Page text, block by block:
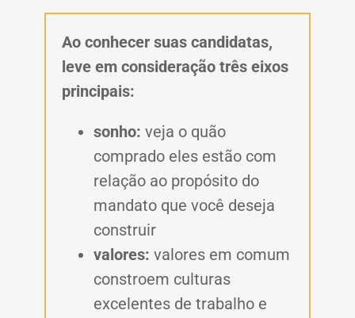
Ao conhecer suas candidatas,
leve em consideração três eixos
principais:
sonho: veja o quão
comprado eles estão com
relação ao propósito do
mandato que você deseja
construir
valores: valores em comum
constroem culturas
excelentes de trabalho e